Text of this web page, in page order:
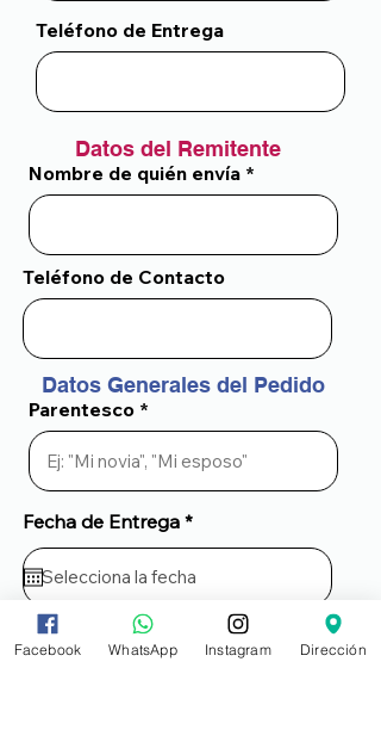
Teléfono de Entrega
Datos del Remitente
Nombre de quién envía
Teléfono de Contacto
Datos Generales del Pedido
Parentesco
Fecha de Entrega *
Horario de Entrega
Facebook WhatsApp Instagram Dirección